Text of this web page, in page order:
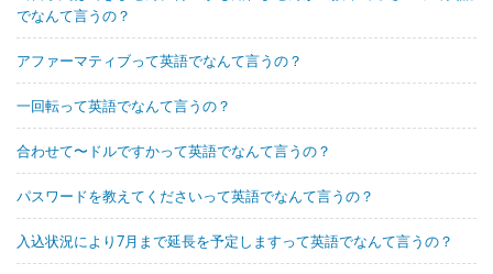
でなんて言うの？
アファーマティブって英語でなんて言うの？
一回転って英語でなんて言うの？
合わせて〜ドルですかって英語でなんて言うの？
パスワードを教えてくださいって英語でなんて言うの？
入込状況により7月まで延長を予定しますって英語でなんて言うの？